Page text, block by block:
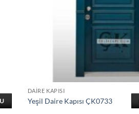
DAIRE KAPISI
Yeşil Daire Kapısı ÇK0733